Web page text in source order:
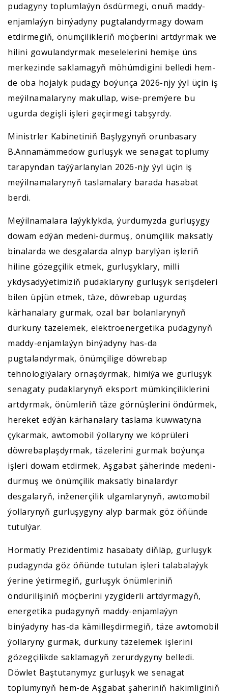
pudagyny toplumlaýyn ösdürmegi, onuň maddy-
enjamlaýyn binýadyny pugtalandyrmagy dowam
etdirmegiň, önümçilikleriň möçberini artdyrmak we
hilini gowulandyrmak meselelerini hemişe üns
merkezinde saklamagyň möhümdigini belledi hem-
de oba hojalyk pudagy boýunça 2026-njy ýyl üçin iş
meýilnamalaryny makullap, wise-premýere bu
ugurda degişli işleri geçirmegi tabşyrdy.
Ministrler Kabinetiniň Başlygynyň orunbasary
B.Annamämmedow gurluşyk we senagat toplumy
tarapyndan taýýarlanylan 2026-njy ýyl üçin iş
meýilnamalarynyň taslamalary barada hasabat
berdi.
Meýilnamalara laýyklykda, ýurdumyzda gurluşygy
dowam edýän medeni-durmuş, önümçilik maksatly
binalarda we desgalarda alnyp barylýan işleriň
hiline gözegçilik etmek, gurluşyklary, milli
ykdysadyýetimiziň pudaklaryny gurluşyk serişdeleri
bilen üpjün etmek, täze, döwrebap ugurdaş
kärhanalary gurmak, ozal bar bolanlarynyň
durkuny täzelemek, elektroenergetika pudagynyň
maddy-enjamlaýyn binýadyny has-da
pugtalandyrmak, önümçilige döwrebap
tehnologiýalary ornaşdyrmak, himiýa we gurluşyk
senagaty pudaklarynyň eksport mümkinçiliklerini
artdyrmak, önümleriň täze görnüşlerini öndürmek,
hereket edýän kärhanalary taslama kuwwatyna
çykarmak, awtomobil ýollaryny we köprüleri
döwrebaplaşdyrmak, täzelerini gurmak boýunça
işleri dowam etdirmek, Aşgabat şäherinde medeni-
durmuş we önümçilik maksatly binalardyr
desgalaryň, inženerçilik ulgamlarynyň, awtomobil
ýollarynyň gurluşygyny alyp barmak göz öňünde
tutulýar.
Hormatly Prezidentimiz hasabaty diňläp, gurluşyk
pudagynda göz öňünde tutulan işleri talabalaýyk
ýerine ýetirmegiň, gurluşyk önümleriniň
öndürilişiniň möçberini yzygiderli artdyrmagyň,
energetika pudagynyň maddy-enjamlaýyn
binýadyny has-da kämilleşdirmegiň, täze awtomobil
ýollaryny gurmak, durkuny täzelemek işlerini
gözegçilikde saklamagyň zerurdygyny belledi.
Döwlet Baştutanymyz gurluşyk we senagat
toplumynyň hem-de Aşgabat şäheriniň häkimliginiň